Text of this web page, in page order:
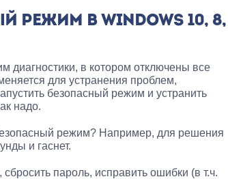
В WINDOWS 10, 8,
диагностики, в котором отключены все
для устранения проблем,
безопасный режим и устранить
надо.
режим? Например, для решения
и гаснет.
пароль, исправить ошибки (в т.ч.